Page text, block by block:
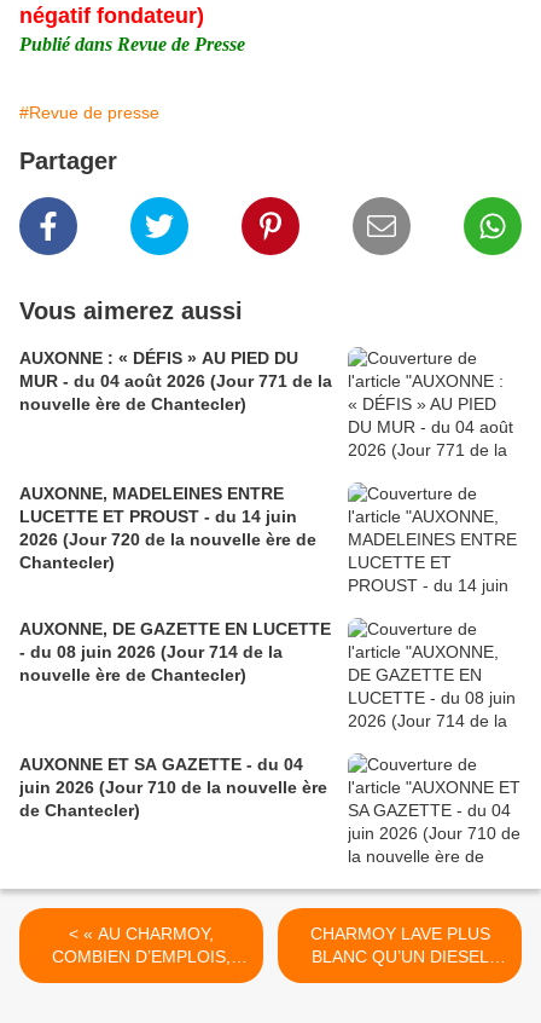
négatif fondateur)
Publié dans Revue de Presse
#Revue de presse
Partager
Vous aimerez aussi
AUXONNE : « DÉFIS » AU PIED DU
MUR - du 04 août 2026 (Jour 771 de la
nouvelle ère de Chantecler)
AUXONNE, MADELEINES ENTRE
LUCETTE ET PROUST - du 14 juin
2026 (Jour 720 de la nouvelle ère de
Chantecler)
AUXONNE, DE GAZETTE EN LUCETTE
- du 08 juin 2026 (Jour 714 de la
nouvelle ère de Chantecler)
AUXONNE ET SA GAZETTE - du 04
juin 2026 (Jour 710 de la nouvelle ère
de Chantecler)
< « AU CHARMOY,
COMBIEN D’EMPLOIS,
MONSIEUR LANGLOIS ?» -
CHARMOY LAVE PLUS
BLANC QU’UN DIESEL
ALLEMAND ! - du 28